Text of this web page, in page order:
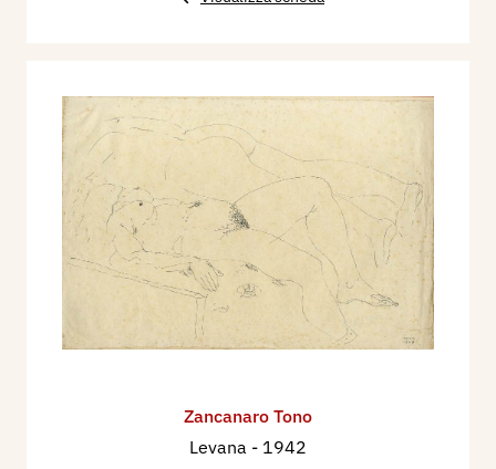
Zancanaro Tono
Levana - 1942